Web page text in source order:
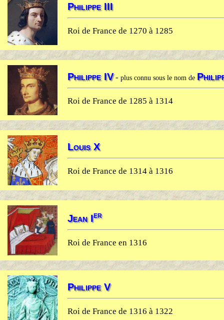
Philippe III
Roi de France de 1270 à 1285
Philippe IV- plus connu sous le nom de
Roi de France de 1285 à 1314
Louis X
Roi de France de 1314 à 1316
Jean Ier
Roi de France en 1316
Philippe V
Roi de France de 1316 à 1322